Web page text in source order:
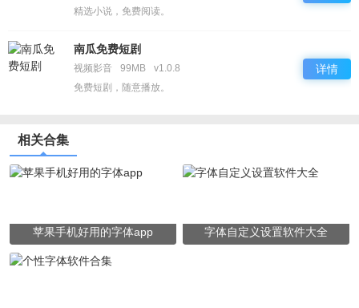
精选小说，免费阅读。
南瓜免费短剧
视频影音 99MB
v1.0.8
免费短剧，随意播放。
详情
相关合集
苹果手机好用的字体app 字体自定义设置软件大全